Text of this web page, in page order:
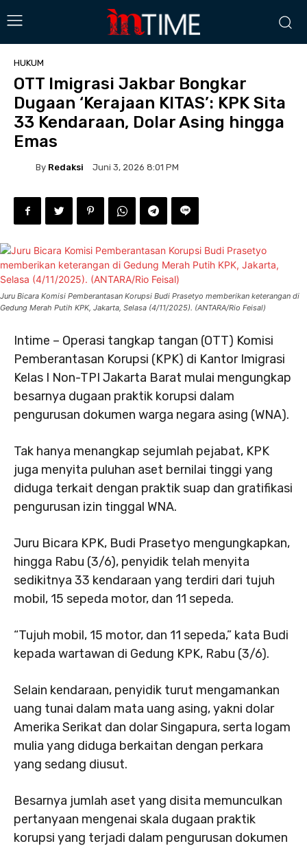
HUKUM
OTT Imigrasi Jakbar Bongkar
Dugaan ‘Kerajaan KITAS’: KPK Sita
33 Kendaraan, Dolar Asing hingga
Emas
By Redaksi Juni 3, 2026 8:01 PM
Juru Bicara Komisi Pemberantasan Korupsi Budi Prasetyo memberikan keterangan di
Gedung Merah Putih KPK, Jakarta, Selasa (4/11/2025). (ANTARA/Rio Feisal)
Intime – Operasi tangkap tangan (OTT) Komisi
Pemberantasan Korupsi (KPK) di Kantor Imigrasi
Kelas I Non-TPI Jakarta Barat mulai mengungkap
besarnya dugaan praktik korupsi dalam
pengurusan dokumen warga negara asing (WNA).
Tak hanya menangkap sejumlah pejabat, KPK
juga menyita puluhan aset bernilai tinggi yang
diduga terkait dengan praktik suap dan gratifikasi
pengurusan izin tinggal WNA.
Juru Bicara KPK, Budi Prasetyo mengungkapkan,
hingga Rabu (3/6), penyidik telah menyita
sedikitnya 33 kendaraan yang terdiri dari tujuh
mobil, 15 sepeda motor, dan 11 sepeda.
“Tujuh mobil, 15 motor, dan 11 sepeda,” kata Budi
kepada wartawan di Gedung KPK, Rabu (3/6).
Selain kendaraan, penyidik turut mengamankan
uang tunai dalam mata uang asing, yakni dolar
Amerika Serikat dan dolar Singapura, serta logam
mulia yang diduga berkaitan dengan perkara
yang sedang diusut.
Besarnya jumlah aset yang disita memunculkan
pertanyaan mengenai skala dugaan praktik
korupsi yang terjadi dalam pengurusan dokumen